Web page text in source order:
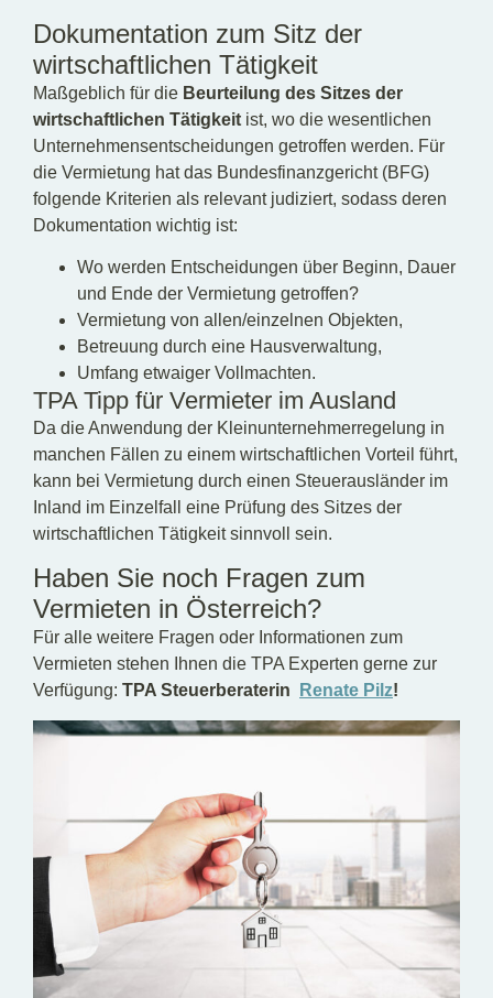
Dokumentation zum Sitz der
wirtschaftlichen Tätigkeit
Maßgeblich für die Beurteilung des Sitzes der
wirtschaftlichen Tätigkeit ist, wo die wesentlichen
Unternehmensentscheidungen getroffen werden. Für
die Vermietung hat das Bundesfinanzgericht (BFG)
folgende Kriterien als relevant judiziert, sodass deren
Dokumentation wichtig ist:
Wo werden Entscheidungen über Beginn, Dauer
und Ende der Vermietung getroffen?
Vermietung von allen/einzelnen Objekten,
Betreuung durch eine Hausverwaltung,
Umfang etwaiger Vollmachten.
TPA Tipp für Vermieter im Ausland
Da die Anwendung der Kleinunternehmerregelung in
manchen Fällen zu einem wirtschaftlichen Vorteil führt,
kann bei Vermietung durch einen Steuerausländer im
Inland im Einzelfall eine Prüfung des Sitzes der
wirtschaftlichen Tätigkeit sinnvoll sein.
Haben Sie noch Fragen zum
Vermieten in Österreich?
Für alle weitere Fragen oder Informationen zum
Vermieten stehen Ihnen die TPA Experten gerne zur
Verfügung: TPA Steuerberaterin Renate Pilz!